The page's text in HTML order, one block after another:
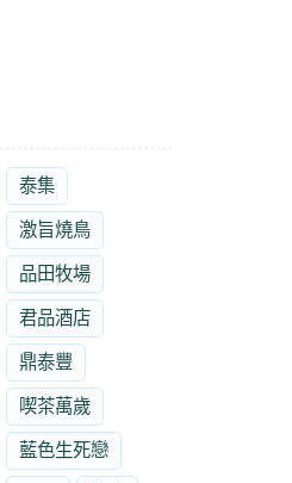
泰集
激旨燒鳥
品田牧場
君品酒店
鼎泰豐
喫茶萬歲
藍色生死戀